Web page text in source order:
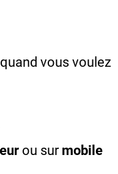
vous voulez
ou sur mobile